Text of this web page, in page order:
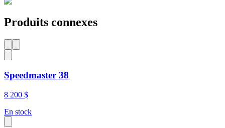
Produits connexes
Speedmaster 38
8 200 $
En stock